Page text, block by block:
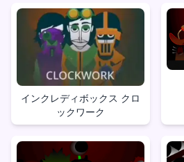
インクレディボックス クロ
ックワーク